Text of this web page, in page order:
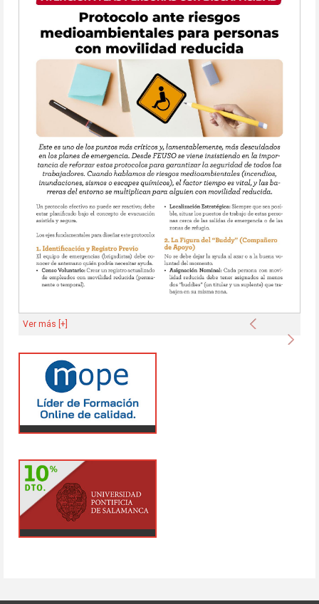
Anterior
Ver más [+]